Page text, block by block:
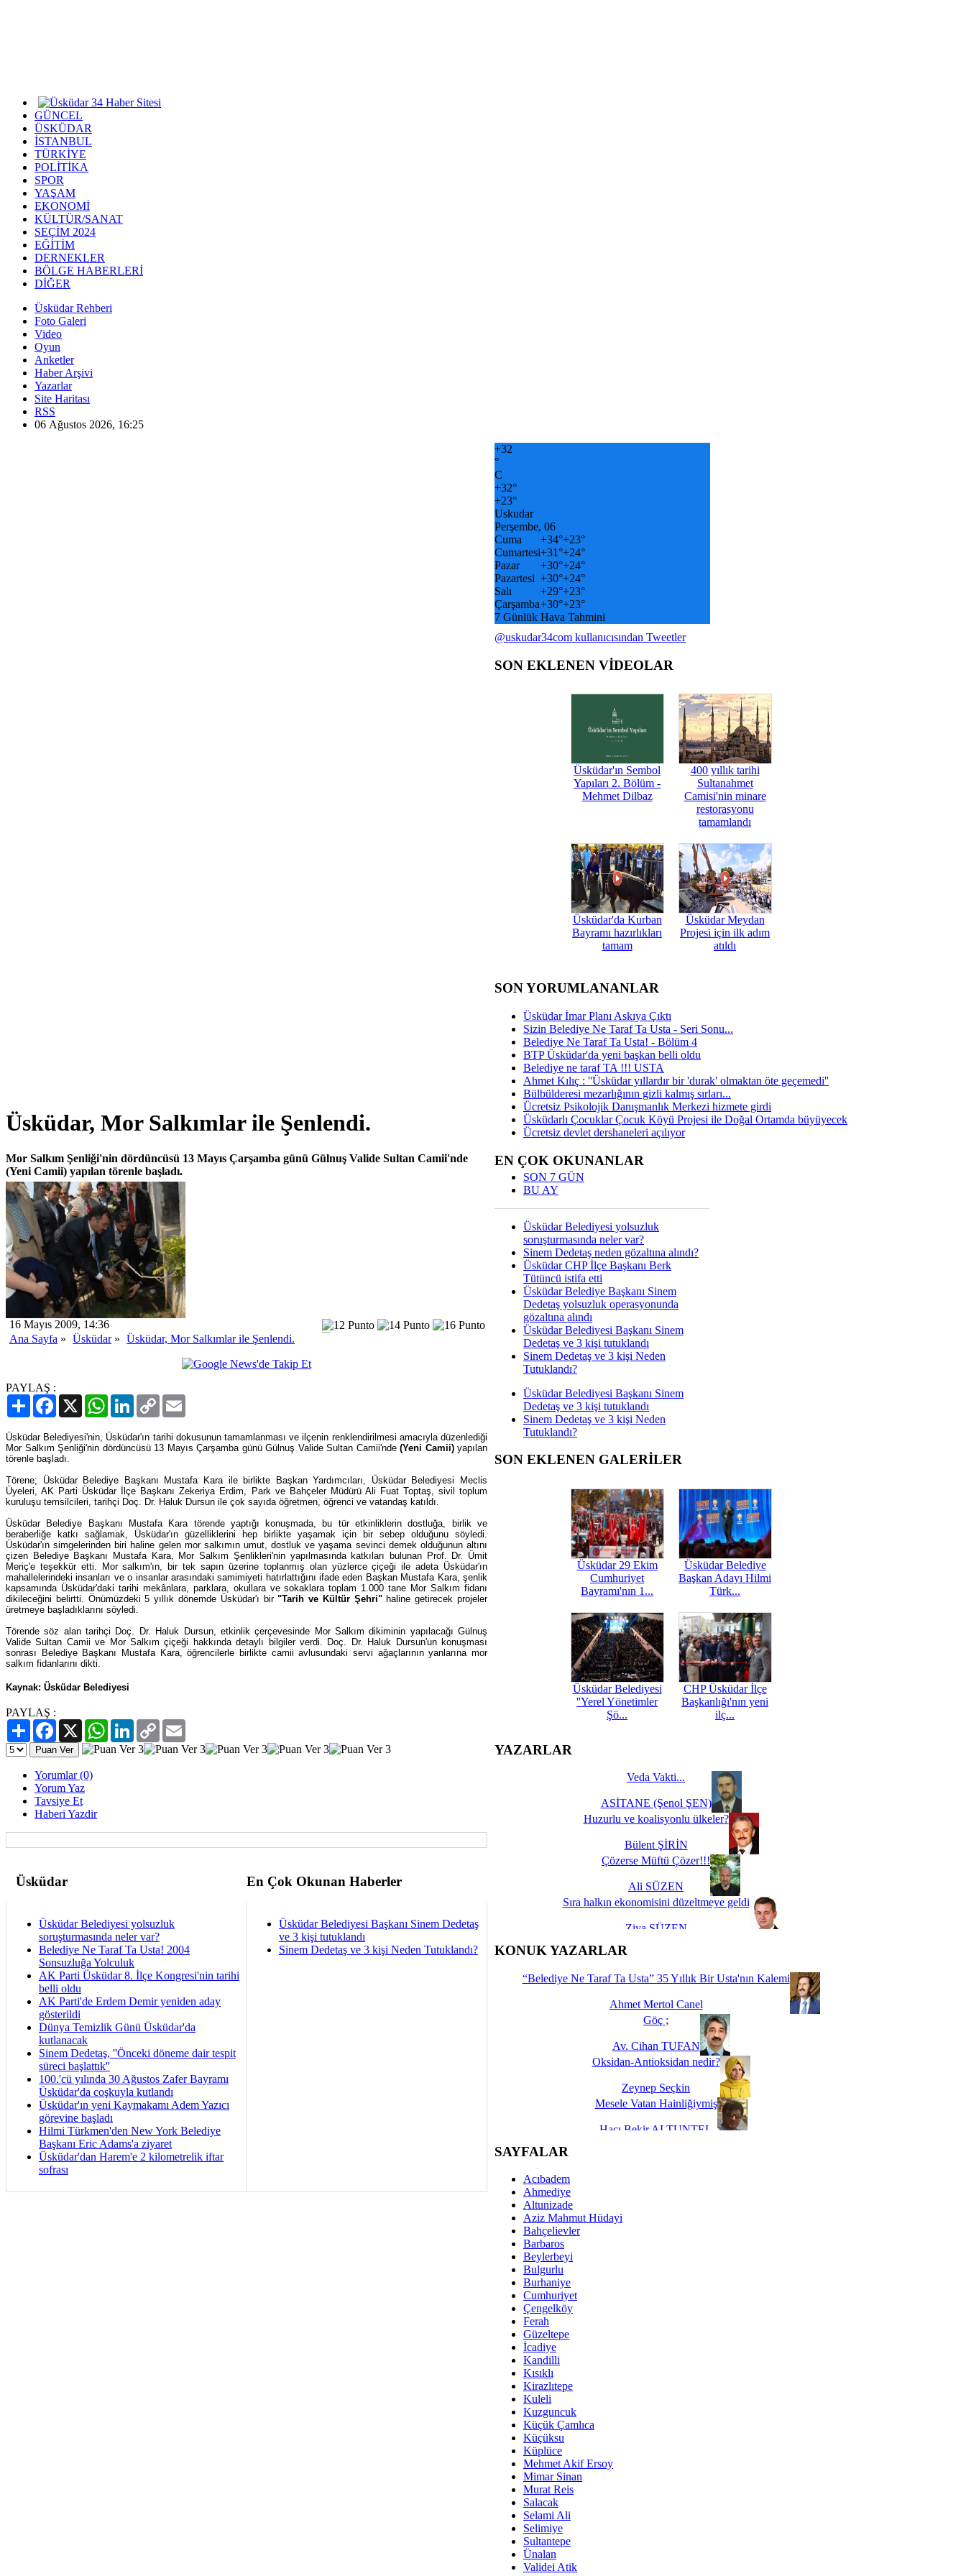
GÜNCEL
ÜSKÜDAR
İSTANBUL
TÜRKİYE
POLİTİKA
SPOR
YAŞAM
EKONOMİ
KÜLTÜR/SANAT
SEÇİM 2024
EĞİTİM
DERNEKLER
BÖLGE HABERLERİ
DİĞER
Üsküdar Rehberi
Foto Galeri
Video
Oyun
Anketler
Haber Arşivi
Yazarlar
Site Haritası
RSS
06 Ağustos 2026, 16:25
Üsküdar, Mor Salkımlar ile Şenlendi.
Mor Salkım Şenliği'nin dördüncüsü 13 Mayıs Çarşamba günü Gülnuş Valide Sultan Camii'nde
(Yeni Camii) yapılan törenle başladı.
16 Mayıs 2009, 14:36
Ana Sayfa » Üsküdar» Üsküdar, Mor Salkımlar ile Şenlendi.
PAYLAŞ :
PaylaşFacebook
X WhatsAppLinkedIn
Copy
Link
Üsküdar Belediyesi'nin, Üsküdar'ın tarihi dokusunun tamamlanması ve ilçenin renklendirilmesi amacıyla düzenlediği
Mor Salkım Şenliği'nin dördüncüsü 13 Mayıs Çarşamba günü Gülnuş Valide Sultan Camii'nde (Yeni Camii)yapılan
törenle başladı.
Törene; Üsküdar Belediye Başkanı Mustafa Kara ile birlikte Başkan Yardımcıları, Üsküdar Belediyesi Meclis
Üyeleri, AK Parti Üsküdar İlçe Başkanı Zekeriya Erdim, Park ve Bahçeler Müdürü Ali Fuat Toptaş, sivil toplum
kuruluşu temsilcileri, tarihçi Doç. Dr. Haluk Dursun ile çok sayıda öğretmen, öğrenci ve vatandaş katıldı.
Üsküdar Belediye Başkanı Mustafa Kara törende yaptığı konuşmada, bu tür etkinliklerin dostluğa, birlik ve
beraberliğe katkı sağlamak, Üsküdar'ın güzelliklerini hep birlikte yaşamak için bir sebep olduğunu söyledi.
Üsküdar'ın simgelerinden biri haline gelen mor salkımın umut, dostluk ve yaşama sevinci demek olduğunun altını
çizen Belediye Başkanı Mustafa Kara, Mor Salkım Şenlikleri'nin yapılmasında katkıları bulunan Prof. Dr. Ümit
Meriç'e teşekkür etti. Mor salkım'ın, bir tek sapın üzerine toplanmış olan yüzlerce çiçeği ile adeta Üsküdar'ın
mahallelerindeki insanları ve o insanlar arasındaki samimiyeti hatırlattığını ifade eden Başkan Mustafa Kara, şenlik
kapsamında Üsküdar'daki tarihi mekânlara, parklara, okullara ve sokaklara toplam 1.000 tane Mor Salkım fidanı
dikileceğini belirtti. Önümüzdeki 5 yıllık dönemde Üsküdar'ı bir"Tarih ve Kültür Şehri" haline getirecek projeler
üretmeye başladıklarını söyledi.
Törende söz alan tarihçi Doç. Dr. Haluk Dursun, etkinlik çerçevesinde Mor Salkım dikiminin yapılacağı Gülnuş
Valide Sultan Camii ve Mor Salkım çiçeği hakkında detaylı bilgiler verdi. Doç. Dr. Haluk Dursun'un konuşması
sonrası Belediye Başkanı Mustafa Kara, öğrencilerle birlikte camii avlusundaki servi ağaçlarının yanlarına mor
salkım fidanlarını dikti.
Kaynak: Üsküdar Belediyesi
PAYLAŞ :
PaylaşFacebook
X WhatsAppLinkedIn
Copy
Link
Yorumlar (0)
Yorum Yaz
Tavsiye Et
Haberi Yazdir
Üsküdar En Çok Okunan Haberler
Üsküdar Belediyesi yolsuzluk
soruşturmasında neler var?
Belediye Ne Taraf Ta Usta! 2004
Sonsuzluğa Yolculuk
AK Parti Üsküdar 8. İlçe Kongresi'nin tarihi
belli oldu
AK Parti'de Erdem Demir yeniden aday
gösterildi
Dünya Temizlik Günü Üsküdar'da
kutlanacak
Sinem Dedetaş, ''Önceki döneme dair tespit
süreci başlattık''
100.'cü yılında 30 Ağustos Zafer Bayramı
Üsküdar'da coşkuyla kutlandı
Üsküdar'ın yeni Kaymakamı Adem Yazıcı
görevine başladı
Hilmi Türkmen'den New York Belediye
Başkanı Eric Adams'a ziyaret
Üsküdar'dan Harem'e 2 kilometrelik iftar
sofrası
Üsküdar Belediyesi Başkanı Sinem Dedetaş
ve 3 kişi tutuklandı
Sinem Dedetaş ve 3 kişi Neden Tutuklandı?
+32
°
C
+32°
+23°
Uskudar
Perşembe, 06
Cuma
+34°+23°
Cumartesi+31°+24°
Pazar
+30°+24°
Pazartesi +30°+24°
Salı
+29°+23°
Çarşamba+30°+23°
7 Günlük Hava Tahmini
@uskudar34com kullanıcısından Tweetler
SON EKLENEN VİDEOLAR
Üsküdar'ın Sembol
Yapıları 2. Bölüm -
Mehmet Dilbaz
400 yıllık tarihi
Sultanahmet
Camisi'nin minare
restorasyonu
tamamlandı
Üsküdar'da Kurban
Bayramı hazırlıkları
tamam
Üsküdar Meydan
Projesi için ilk adım
atıldı
SON YORUMLANANLAR
Üsküdar İmar Planı Askıya Çıktı
Sizin Belediye Ne Taraf Ta Usta - Seri Sonu...
Belediye Ne Taraf Ta Usta! - Bölüm 4
BTP Üsküdar'da yeni başkan belli oldu
Belediye ne taraf TA !!! USTA
Ahmet Kılıç : ''Üsküdar yıllardır bir 'durak' olmaktan öte geçemedi''
Bülbülderesi mezarlığının gizli kalmış sırları...
Ücretsiz Psikolojik Danışmanlık Merkezi hizmete girdi
Üsküdarlı Çocuklar Çocuk Köyü Projesi ile Doğal Ortamda büyüyecek
Ücretsiz devlet dershaneleri açılıyor
EN ÇOK OKUNANLAR
SON 7 GÜN
BU AY
Üsküdar Belediyesi yolsuzluk
soruşturmasında neler var?
Sinem Dedetaş neden gözaltına alındı?
Üsküdar CHP İlçe Başkanı Berk
Tütüncü istifa etti
Üsküdar Belediye Başkanı Sinem
Dedetaş yolsuzluk operasyonunda
gözaltına alındı
Üsküdar Belediyesi Başkanı Sinem
Dedetaş ve 3 kişi tutuklandı
Sinem Dedetaş ve 3 kişi Neden
Tutuklandı?
Üsküdar Belediyesi Başkanı Sinem
Dedetaş ve 3 kişi tutuklandı
Sinem Dedetaş ve 3 kişi Neden
Tutuklandı?
SON EKLENEN GALERİLER
Üsküdar 29 Ekim
Cumhuriyet
Bayramı'nın 1...
Üsküdar Belediye
Başkan Adayı Hilmi
Türk...
Üsküdar Belediyesi
''Yerel Yönetimler
Şö...
CHP Üsküdar İlçe
Başkanlığı'nın yeni
ilç...
YAZARLAR
Veda Vakti...
ASİTANE (Şenol ŞEN)
Huzurlu ve koalisyonlu ülkeler?
Bülent ŞİRİN
Çözerse Müftü Çözer!!!
Ali SÜZEN
Sıra halkın ekonomisini düzeltmeye geldi
Ziya SÜZEN
İşte Biz buyuz...
KONUK YAZARLAR
“Belediye Ne Taraf Ta Usta” 35 Yıllık Bir Usta'nın Kalemi
Ahmet Mertol Canel
Göç ;
Av. Cihan TUFAN
Oksidan-Antioksidan nedir?
Zeynep Seçkin
Mesele Vatan Hainliğiymiş
Hacı Bekir ALTUNTEL
Dünya Fani, Ama Kısa Bir Süre De Olsa Burdayız
Hukukun Adaleti Kalmadı Üstadım!
İmar Sorunlarının Genel Çözümü ''Riskli Alan Dönüşümü''
SAYFALAR
Acıbadem
Ahmediye
Altunizade
Aziz Mahmut Hüdayi
Bahçelievler
Barbaros
Beylerbeyi
Bulgurlu
Burhaniye
Cumhuriyet
Çengelköy
Ferah
Güzeltepe
İcadiye
Kandilli
Kısıklı
Kirazlıtepe
Kuleli
Kuzguncuk
Küçük Çamlıca
Küçüksu
Küplüce
Mehmet Akif Ersoy
Mimar Sinan
Murat Reis
Salacak
Selami Ali
Selimiye
Sultantepe
Ünalan
Validei Atik